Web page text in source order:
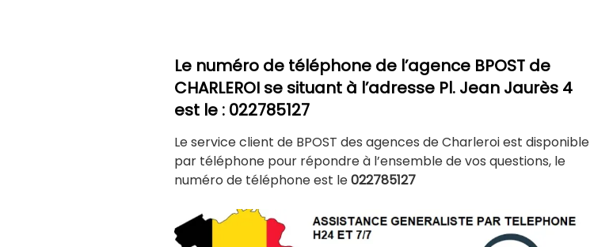
Le numéro de téléphone de l’agence BPOST de
CHARLEROI se situant à l’adresse Pl. Jean Jaurès 4
est le : 022785127
Le service client de BPOST des agences de Charleroi est disponible
par téléphone pour répondre à l’ensemble de vos questions, le
numéro de téléphone est le022785127